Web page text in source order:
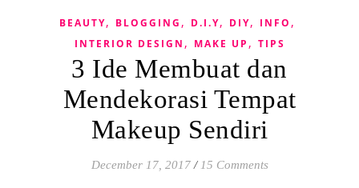
BEAUTY, BLOGGING , D.I.Y, DIY, INFO ,
INTERIOR DESIGN , MAKE UP , TIPS
3 Ide Membuat dan
Mendekorasi Tempat
Makeup Sendiri
December 17, 2017 / 15 Comments